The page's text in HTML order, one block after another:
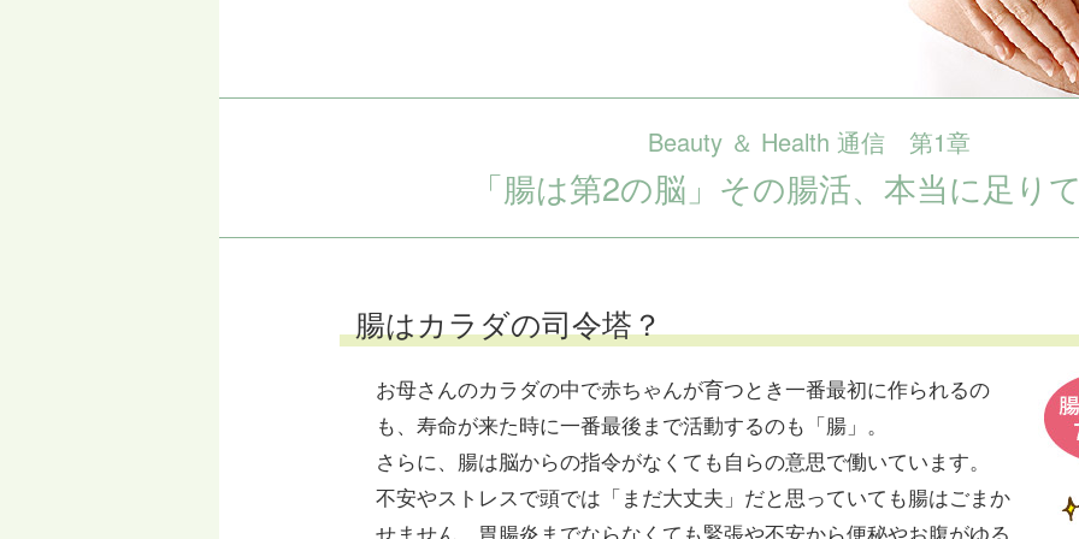
Beauty ＆ Health 通信 第1章
「腸は第2の脳」その腸活、本当に足り
腸はカラダの司令塔？
お母さんのカラダの中で赤ちゃんが育つとき一番最初に作られるの
も、寿命が来た時に一番最後まで活動するのも「腸」。
さらに、腸は脳からの指令がなくても自らの意思で働いています。
不安やストレスで頭では「まだ大丈夫」だと思っていても腸はごまか
せません。胃腸炎までならなくても緊張や不安から便秘やお腹がゆる